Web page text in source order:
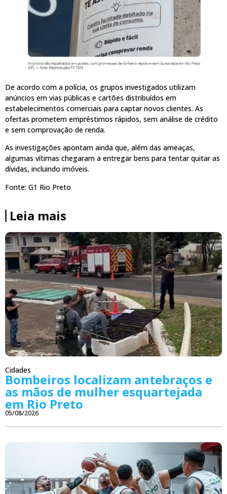
De acordo com a polícia, os grupos investigados utilizam
anúncios em vias públicas e cartões distribuídos em
estabelecimentos comerciais para captar novos clientes. As
ofertas prometem empréstimos rápidos, sem análise de crédito
e sem comprovação de renda.
As investigações apontam ainda que, além das ameaças,
algumas vítimas chegaram a entregar bens para tentar quitar as
dívidas, incluindo imóveis.
Fonte: G1 Rio Preto
Leia mais
Cidades
Bombeiros localizam antebraços e
as mãos de mulher esquartejada
em Rio Preto
05/08/2026